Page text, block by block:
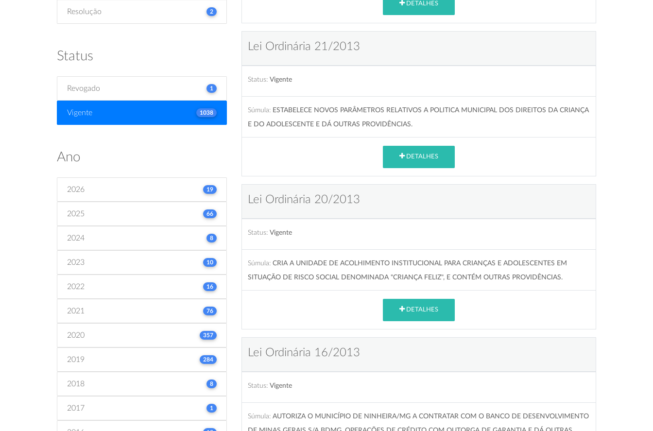
Resolução 2
Status
Revogado 1
Vigente 1038
Ano
2026 19
2025 66
2024 8
2023 10
2022 16
2021 76
2020 357
2019 284
2018 8
2017 1
DETALHES
Lei Ordinária 21/2013
Status: Vigente
Súmula: ESTABELECE NOVOS PARÂMETROS RELATIVOS A POLITICA MUNICIPAL DOS DIREITOS DA CRIANÇA
E DO ADOLESCENTE E DÁ OUTRAS PROVIDÊNCIAS.
DETALHES
Lei Ordinária 20/2013
Status: Vigente
Súmula: CRIA A UNIDADE DE ACOLHIMENTO INSTITUCIONAL PARA CRIANÇAS E ADOLESCENTES EM
SITUAÇÃO DE RISCO SOCIAL DENOMINADA "CRIANÇA FELIZ", E CONTÉM OUTRAS PROVIDÊNCIAS.
DETALHES
Lei Ordinária 16/2013
Status: Vigente
Súmula: AUTORIZA O MUNICÍPIO DE NINHEIRA/MG A CONTRATAR COM O BANCO DE DESENVOLVIMENTO